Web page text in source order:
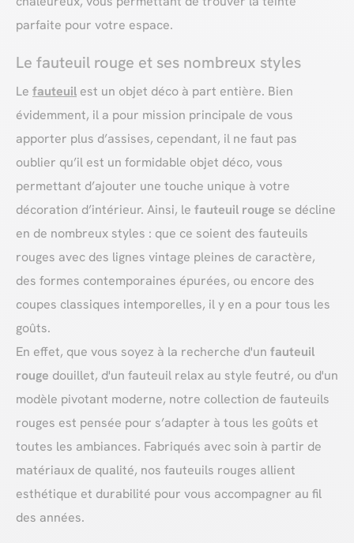
parfaite pour votre espace.
Le fauteuil rouge et ses nombreux styles
Le fauteuil est un objet déco à part entière. Bien
évidemment, il a pour mission principale de vous
apporter plus d’assises, cependant, il ne faut pas
oublier qu’il est un formidable objet déco, vous
permettant d’ajouter une touche unique à votre
décoration d’intérieur. Ainsi, le fauteuil rouge se décline
en de nombreux styles : que ce soient des fauteuils
rouges avec des lignes vintage pleines de caractère,
des formes contemporaines épurées, ou encore des
coupes classiques intemporelles, il y en a pour tous les
goûts.
En effet, que vous soyez à la recherche d'un fauteuil
rouge douillet, d'un fauteuil relax au style feutré, ou d'un
modèle pivotant moderne, notre collection de fauteuils
rouges est pensée pour s’adapter à tous les goûts et
toutes les ambiances. Fabriqués avec soin à partir de
matériaux de qualité, nos fauteuils rouges allient
esthétique et durabilité pour vous accompagner au fil
des années.